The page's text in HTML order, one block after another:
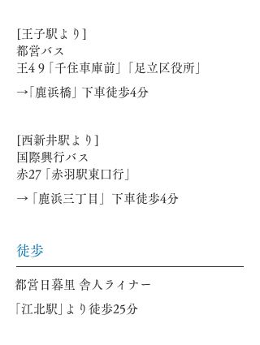
[王子駅より]
都営バス
王4 9 ｢千住車庫前」｢足立区役所｣
​→｢鹿浜橋｣ 下車徒歩4分
[西新井駅より]
国際興行バス
赤27
｢赤羽駅東口行｣
→ ｢鹿浜三丁目」下車徒歩4分
​徒歩
都営日暮里 舎人ライナー
｢江北駅｣より徒歩25分